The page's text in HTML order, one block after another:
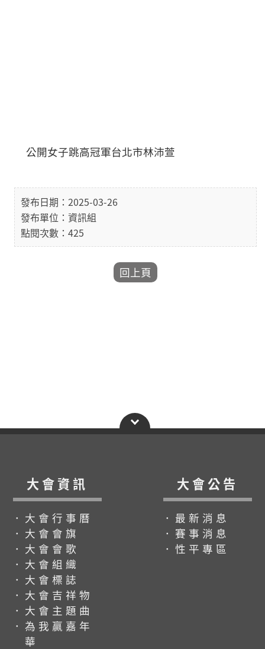
公開女子跳高冠軍台北市林沛萱
發布日期：2025-03-26
發布單位：資訊組
點閱次數：425
大會資訊
．大會行事曆
．大會會旗
．大會會歌
．大會組織
．大會標誌
．大會吉祥物
．大會主題曲
．為我贏嘉年
華
大會公告
．最新消息
．賽事消息
．性平專區